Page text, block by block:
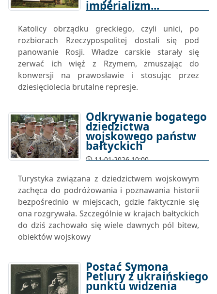
imperializm...
Katolicy obrządku greckiego, czyli unici, po
rozbiorach Rzeczypospolitej dostali się pod
panowanie Rosji. Władze carskie starały się
zerwać ich więź z Rzymem, zmuszając do
konwersji na prawosławie i stosując przez
dziesięciolecia brutalne represje.
Odkrywanie bogatego
dziedzictwa
wojskowego państw
bałtyckich
11-01-2026 10:00
Turystyka związana z dziedzictwem wojskowym
zachęca do podróżowania i poznawania historii
bezpośrednio w miejscach, gdzie faktycznie się
ona rozgrywała. Szczególnie w krajach bałtyckich
do dziś zachowało się wiele dawnych pól bitew,
obiektów wojskowy
Postać Symona
Petlury z ukraińskiego
punktu widzenia